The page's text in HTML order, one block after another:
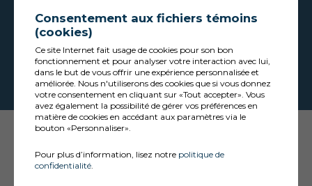
Consentement aux fichiers témoins
(cookies)
Ce site Internet fait usage de cookies pour son bon
fonctionnement et pour analyser votre interaction avec lui,
dans le but de vous offrir une expérience personnalisée et
améliorée. Nous n'utiliserons des cookies que si vous donnez
votre consentement en cliquant sur «Tout accepter». Vous
avez également la possibilité de gérer vos préférences en
matière de cookies en accédant aux paramètres via le
bouton «Personnaliser».
Pour plus d’information, lisez notre politique de
confidentialité.